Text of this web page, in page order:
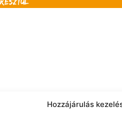
Hozzájárulás